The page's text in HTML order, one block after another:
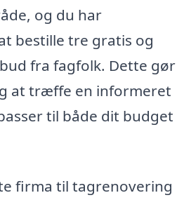
og du har
bestille tre gratis og
fra fagfolk. Dette gør
at træffe en informeret
til både dit budget
firma til tagrenovering